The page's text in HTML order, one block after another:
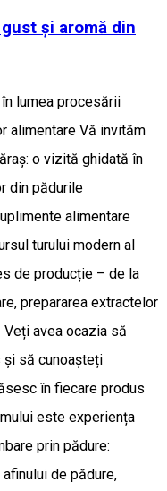
și aromă din
lumea procesării
alimentare Vă invităm
o vizită ghidată în
din pădurile
alimentare
turului modern al
de producție – de la
prepararea extractelor
avea ocazia să
să cunoașteți
în fiecare produs
este experiența
prin pădure:
de pădure,